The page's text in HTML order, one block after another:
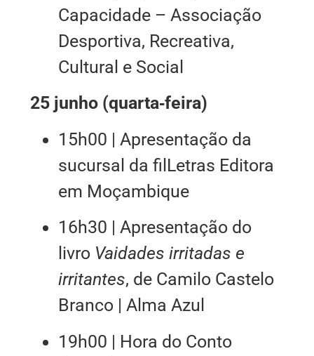
Capacidade – Associação
Desportiva, Recreativa,
Cultural e Social
25 junho (quarta‑feira)
15h00 | Apresentação da
sucursal da filLetras Editora
em Moçambique
16h30 | Apresentação do
livro Vaidades irritadas e
irritantes, de Camilo Castelo
Branco | Alma Azul
19h00 | Hora do Conto